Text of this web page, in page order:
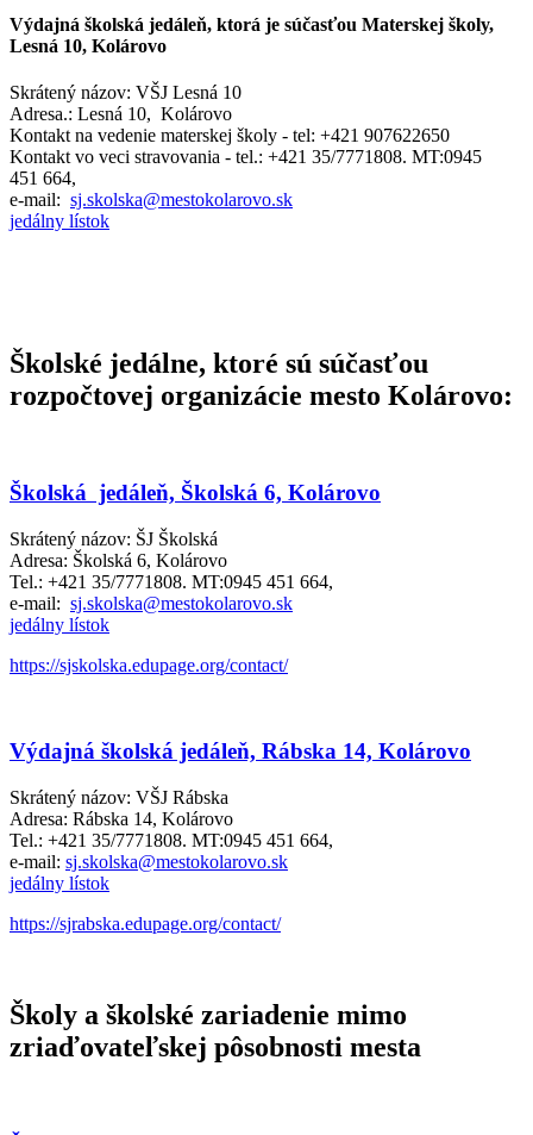
Výdajná školská jedáleň, ktorá je súčasťou Materskej školy,
Lesná 10, Kolárovo
Skrátený názov: VŠJ Lesná 10
Adresa.: Lesná 10, Kolárovo
Kontakt na vedenie materskej školy - tel: +421 907622650
Kontakt vo veci stravovania - tel.: +421 35/7771808. MT:0945
451 664,
e-mail: sj.skolska@mestokolarovo.sk
jedálny lístok
Školské jedálne, ktoré sú súčasťou
rozpočtovej organizácie mesto Kolárovo:
Školská jedáleň, Školská 6, Kolárovo
Skrátený názov: ŠJ Školská
Adresa: Školská 6, Kolárovo
Tel.: +421 35/7771808. MT:0945 451 664,
e-mail: sj.skolska@mestokolarovo.sk
jedálny lístok
https://sjskolska.edupage.org/contact/
Výdajná školská jedáleň, Rábska 14, Kolárovo
Skrátený názov: VŠJ Rábska
Adresa: Rábska 14, Kolárovo
Tel.: +421 35/7771808. MT:0945 451 664,
e-mail: sj.skolska@mestokolarovo.sk
jedálny lístok
https://sjrabska.edupage.org/contact/
Školy a školské zariadenie mimo
zriaďovateľskej pôsobnosti mesta